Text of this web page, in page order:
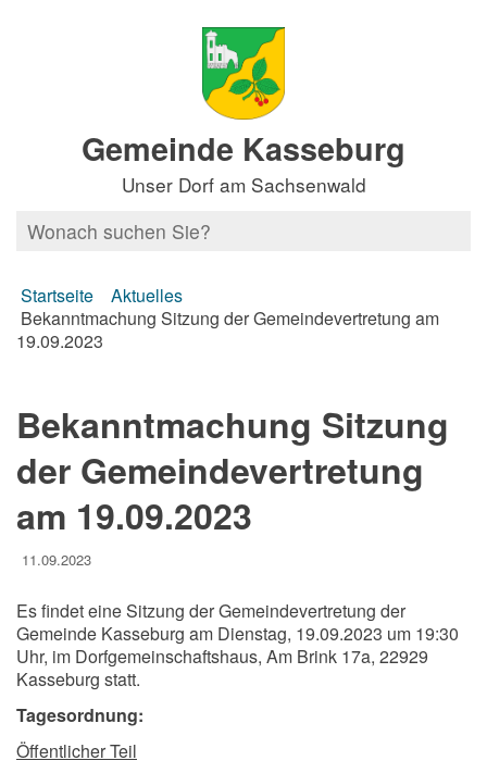
Gemeinde Kasseburg
Unser Dorf am Sachsenwald
Startseite
Aktuelles
Bekanntmachung Sitzung der Gemeindevertretung am
19.09.2023
Bekanntmachung Sitzung
der Gemeindevertretung
am 19.09.2023
11.09.2023
Es findet eine Sitzung der Gemeindevertretung der
Gemeinde Kasseburg am Dienstag, 19.09.2023 um 19:30
Uhr, im Dorfgemeinschaftshaus, Am Brink 17a, 22929
Kasseburg statt.
Tagesordnung:
Öffentlicher Teil